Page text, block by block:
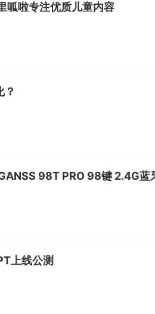
呱啦专注优质儿童内容
？
上线公测